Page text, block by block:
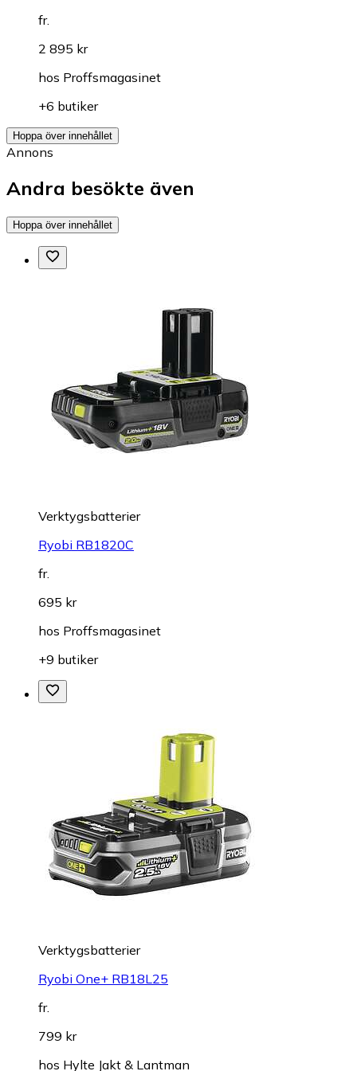
fr.
2 895 kr
hos Proffsmagasinet
+6 butiker
Hoppa över innehållet
Annons
Andra besökte även
Hoppa över innehållet
Verktygsbatterier
Ryobi RB1820C
fr.
695 kr
hos Proffsmagasinet
+9 butiker
Verktygsbatterier
Ryobi One+ RB18L25
fr.
799 kr
hos Hylte Jakt & Lantman